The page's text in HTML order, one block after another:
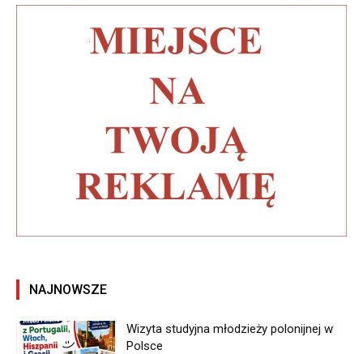
NAJNOWSZE
Wizyta studyjna młodzieży polonijnej w
Polsce